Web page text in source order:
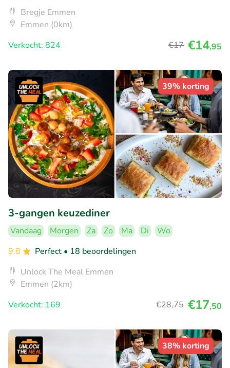
Bregje Emmen
Emmen (0km)
Verkocht: 824
€17 €14,95
39% korting
3-gangen keuzediner
Vandaag Morgen Za Zo Ma Di
Wo
9.8
Perfect • 18 beoordelingen
Unlock The Meal Emmen
Emmen (2km)
Verkocht: 169
€28,75 €17,50
38% korting